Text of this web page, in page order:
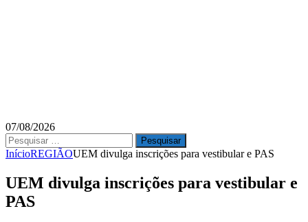
07/08/2026
Pesquisar
por:
InícioREGIÃOUEM divulga inscrições para vestibular e PAS
UEM divulga inscrições para vestibular e
PAS